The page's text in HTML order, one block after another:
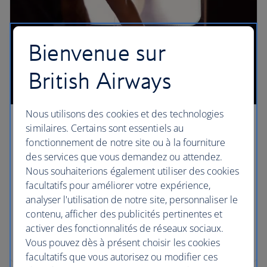
First
Offrez-vous un vol d'un confort exceptionnel et
profitez de repas raffinés et d'une suite privée.
Entre accès à nos élégants salons Départ et à notre
service exclusif, il n'y a pas mieux que les cabines
First pour voyager.
First
Bienvenue sur
British Airways
Nous utilisons des cookies et des technologies
similaires. Certains sont essentiels au
fonctionnement de notre site ou à la fourniture
des services que vous demandez ou attendez.
Nous souhaiterions également utiliser des cookies
facultatifs pour améliorer votre expérience,
analyser l'utilisation de notre site, personnaliser le
contenu, afficher des publicités pertinentes et
activer des fonctionnalités de réseaux sociaux.
Vous pouvez dès à présent choisir les cookies
facultatifs que vous autorisez ou modifier ces